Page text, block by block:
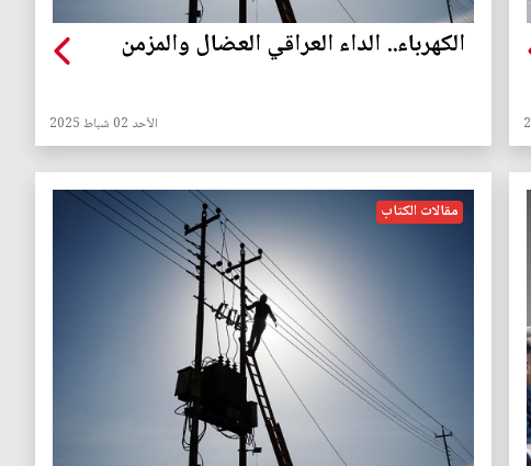
الكهرباء.. الداء العراقي العضال والمزمن
الأحد 02 شباط 2025
مقالات الكتاب